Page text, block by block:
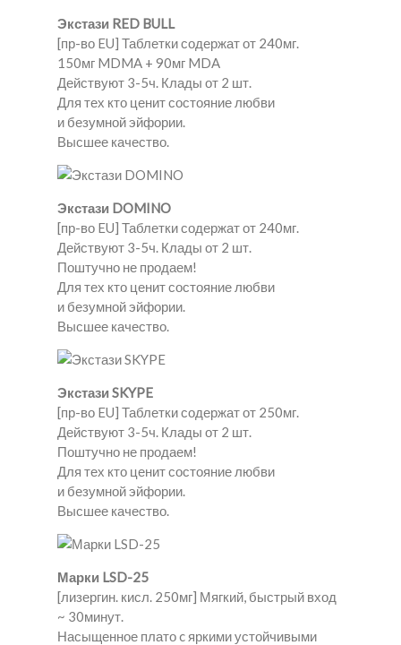
Экстази RED BULL
[пр-во EU] Таблетки содержат от 240мг.
150мг MDMA + 90мг MDA
Действуют 3-5ч. Клады от 2 шт.
Для тех кто ценит состояние любви
и безумной эйфории.
Высшее качество.
Экстази DOMINO
[пр-во EU] Таблетки содержат от 240мг.
Действуют 3-5ч. Клады от 2 шт.
Поштучно не продаем!
Для тех кто ценит состояние любви
и безумной эйфории.
Высшее качество.
Экстази SKYPE
[пр-во EU] Таблетки содержат от 250мг.
Действуют 3-5ч. Клады от 2 шт.
Поштучно не продаем!
Для тех кто ценит состояние любви
и безумной эйфории.
Высшее качество.
Марки LSD-25
[лизергин. кисл. 250мг] Мягкий, быстрый вход
~ 30минут.
Насыщенное плато c яркими устойчивыми